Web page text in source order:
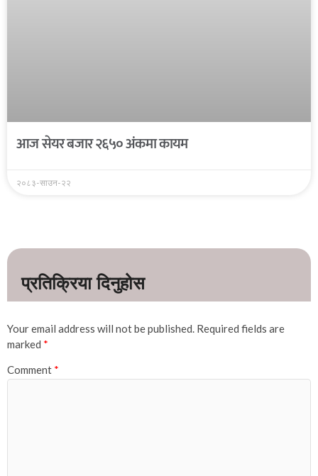
आज सेयर बजार २६५० अंकमा कायम
२०८३-साउन-२२
Your email address will not be published. Required fields are
marked *
Comment *